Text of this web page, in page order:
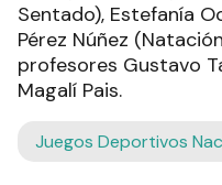
Sentado), Estefanía
Pérez Núñez
profesores Gustavo
Magalí Pais.
Juegos Deportivos